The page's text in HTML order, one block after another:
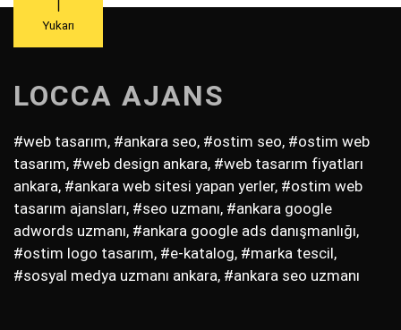
LOCCA AJANS
#web tasarım, #ankara seo, #ostim seo, #ostim web
tasarım, #web design ankara, #web tasarım fiyatları
ankara, #ankara web sitesi yapan yerler, #ostim web
tasarım ajansları, #seo uzmanı, #ankara google
adwords uzmanı, #ankara google ads danışmanlığı,
#ostim logo tasarım, #e-katalog, #marka tescil,
#sosyal medya uzmanı ankara, #ankara seo uzmanı
Yukarı